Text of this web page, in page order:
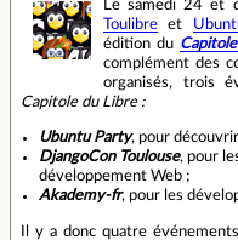
Le samedi 24 et
Toulibre et
édition du
complément des
organisés, trois
Capitole du Libre :
Ubuntu Party, pour
DjangoCon Toulouse, pour
développement Web ;
Akademy-fr, pour les
Il y a donc quatre